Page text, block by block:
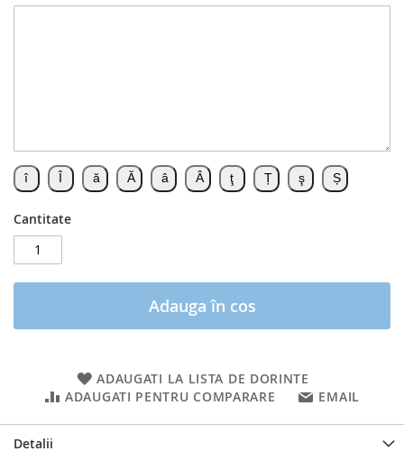
Cantitate
Adauga în cos
ADAUGATI LA LISTA DE DORINTE
ADAUGATI PENTRU COMPARARE
EMAIL
Detalii